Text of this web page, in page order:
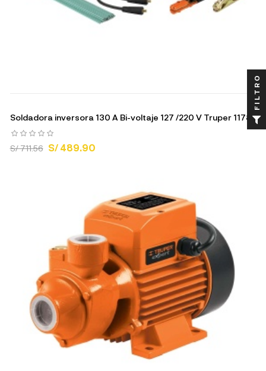
Soldadora inversora 130 A Bi-voltaje 127 /220 V Truper 11787
S/ 711.56 S/ 489.90
FILTRO